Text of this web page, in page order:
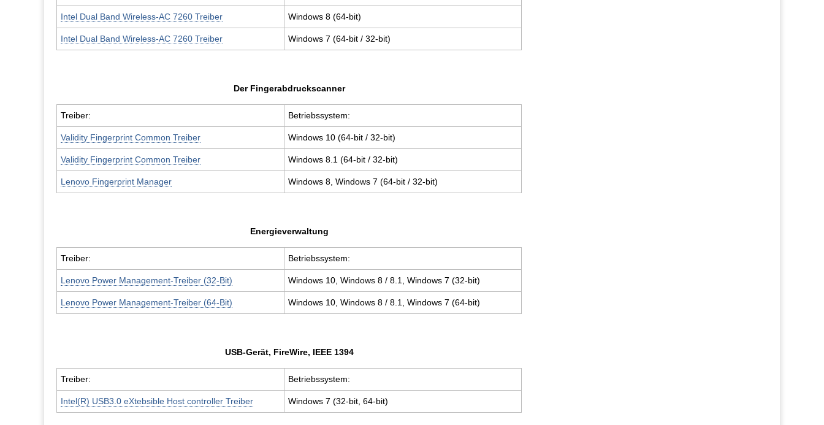
Intel Dual Band Wireless-AC 7260 Treiber Windows 8 (64-bit)
Intel Dual Band Wireless-AC 7260 Treiber Windows 7 (64-bit / 32-bit)
Der Fingerabdruckscanner
Treiber: Betriebssystem:
Validity Fingerprint Common Treiber Windows 10 (64-bit / 32-bit)
Validity Fingerprint Common Treiber Windows 8.1 (64-bit / 32-bit)
Lenovo Fingerprint Manager Windows 8, Windows 7 (64-bit / 32-bit)
Energieverwaltung
Treiber: Betriebssystem:
Lenovo Power Management-Treiber (32-Bit) Windows 10, Windows 8 / 8.1, Windows 7 (32-bit)
Lenovo Power Management-Treiber (64-Bit) Windows 10, Windows 8 / 8.1, Windows 7 (64-bit)
USB-Gerät, FireWire, IEEE 1394
Treiber: Betriebssystem:
Intel(R) USB3.0 eXtebsible Host controller Treiber Windows 7 (32-bit, 64-bit)